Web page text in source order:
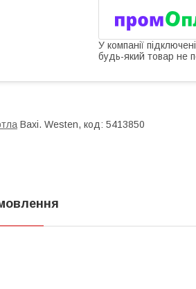
У компанії
будь-який товар не
Вахі. Wеstеn, код: 5413850